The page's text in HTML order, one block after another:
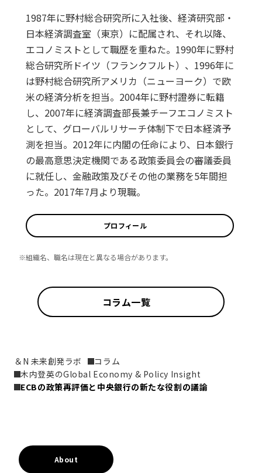
1987年に野村総合研究所に入社後、経済研究部・
日本経済調査室（東京）に配属され、それ以降、
エコノミストとして職歴を重ねた。1990年に野村
総合研究所ドイツ（フランクフルト）、1996年に
は野村総合研究所アメリカ（ニューヨーク）で欧
米の経済分析を担当。2004年に野村證券に転籍
し、2007年に経済調査部長兼チーフエコノミスト
として、グローバルリサーチ体制下で日本経済予
測を担当。2012年に内閣の任命により、日本銀行
の最高意思決定機関である政策委員会の審議委員
に就任し、金融政策及びその他の業務を5年間担
った。2017年7月より現職。
プロフィール
※組織名、職名は現在と異なる場合があります。
コラム一覧
＆N 未来創発ラボ
コラム
木内登英のGlobal Economy & Policy Insight
ECBの政策再評価と中央銀行の新たな役割の議論
About